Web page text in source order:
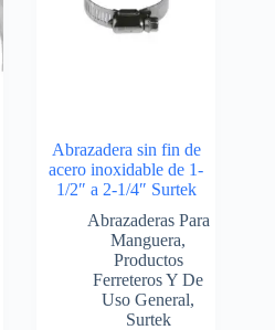
Abrazadera sin fin de
acero inoxidable de 1-
1/2″ a 2-1/4″ Surtek
Abrazaderas Para
Manguera,
Productos
Ferreteros Y De
Uso General,
Surtek